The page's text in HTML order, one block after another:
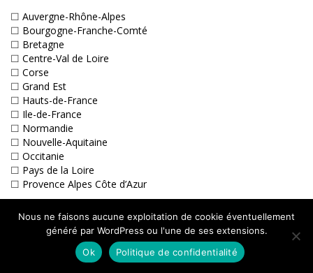
☐ Auvergne-Rhône-Alpes
☐ Bourgogne-Franche-Comté
☐ Bretagne
☐ Centre-Val de Loire
☐ Corse
☐ Grand Est
☐ Hauts-de-France
☐ Ile-de-France
☐ Normandie
☐ Nouvelle-Aquitaine
☐ Occitanie
☐ Pays de la Loire
☐ Provence Alpes Côte d’Azur
☐ Belgique
☐Suisse
Nous ne faisons aucune exploitation de cookie éventuellement
généré par WordPress ou l'une de ses extensions.
Ok
Politique de confidentialité